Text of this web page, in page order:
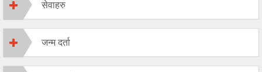
सेवाहरु
जन्म दर्ता